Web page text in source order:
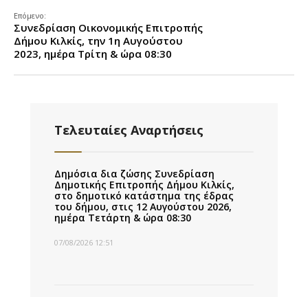
Επόμενο:
Συνεδρίαση Οικονομικής Επιτροπής
Δήμου Κιλκίς, την 1η Αυγούστου
2023, ημέρα Τρίτη & ώρα 08:30
Τελευταίες Αναρτήσεις
Δημόσια δια ζώσης Συνεδρίαση
Δημοτικής Επιτροπής Δήμου Κιλκίς,
στο δημοτικό κατάστημα της έδρας
του δήμου, στις 12 Αυγούστου 2026,
ημέρα Τετάρτη & ώρα 08:30
07/08/2026 12:51